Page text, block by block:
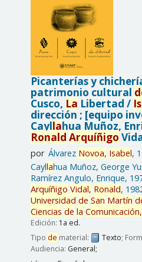
Picanterías y
patrimonio cultural
Cusco, La Libertad /
dirección ; [equipo
Cayllahua Muñoz,
Ronald Arquíñigo
por Álvarez Novoa, Isabel,
Cayllahua Muñoz, George
Ramírez Angulo, Enrique,
Arquíñigo Vidal, Ronald,
Universidad de San Martín
Ciencias de la Comunicación,
Edición: 1a ed.
Tipo de material: Texto;
Audiencia: General;